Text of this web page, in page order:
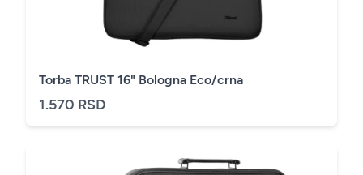
Torba TRUST 16" Bologna Eco/crna
1.570 RSD